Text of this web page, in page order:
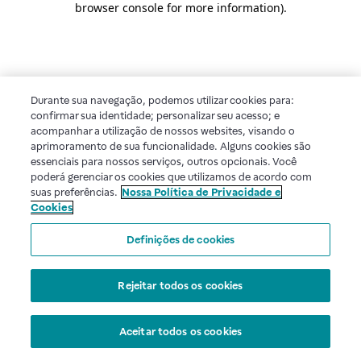
browser console for more information).
Durante sua navegação, podemos utilizar cookies para:
confirmar sua identidade; personalizar seu acesso; e
acompanhar a utilização de nossos websites, visando o
aprimoramento de sua funcionalidade. Alguns cookies são
essenciais para nossos serviços, outros opcionais. Você
poderá gerenciar os cookies que utilizamos de acordo com
suas preferências. Nossa Política de Privacidade e
Cookies
Definições de cookies
Rejeitar todos os cookies
Aceitar todos os cookies